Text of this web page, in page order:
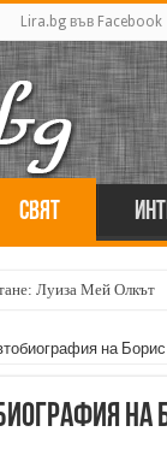
Lira.bg във Facebook
Свят
Луиза Мей Олкът
на
на